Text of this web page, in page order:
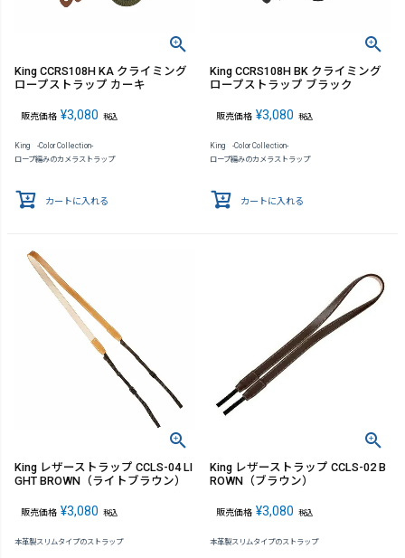
King CCRS108H KA クライミング
ロープストラップ カーキ
販売価格 ¥3,080 税込
King -Color Collection-
ロープ編みのカメラストラップ
カートに入れる
King CCRS108H BK クライミング
ロープストラップ ブラック
販売価格 ¥3,080 税込
King -Color Collection-
ロープ編みのカメラストラップ
カートに入れる
King レザーストラップ CCLS-04 LI
GHT BROWN（ライトブラウン）
販売価格 ¥3,080 税込
本革製スリムタイプのストラップ
King レザーストラップ CCLS-02 B
ROWN（ブラウン）
販売価格 ¥3,080 税込
本革製スリムタイプのストラップ